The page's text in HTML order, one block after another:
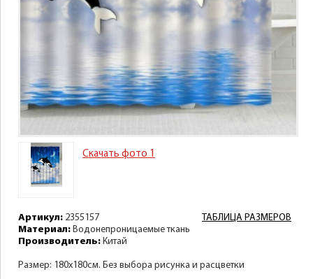
Скачать фото 1
ТАБЛИЦА РАЗМЕРОВ
Артикул: 2355157
Материал: Водонепроницаемые ткань
Производитель: Китай
Размер: 180х180см. Без выбора рисунка и расцветки